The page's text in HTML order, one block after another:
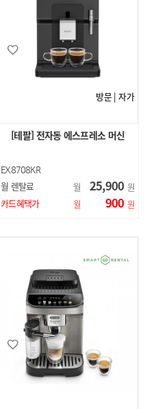
방문 | 자가
[테팔] 전자동 에스프레소 머신
EX8708KR
월 렌탈료 월 25,900 원
카드혜택가
월 900 원